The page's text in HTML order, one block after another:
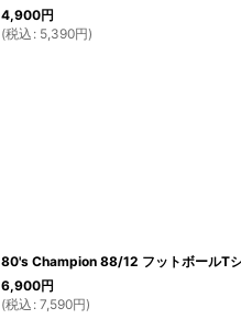
4,900円
(税込 : 5,390円)
80's Champion 88/12 フットボールT
6,900円
(税込 : 7,590円)